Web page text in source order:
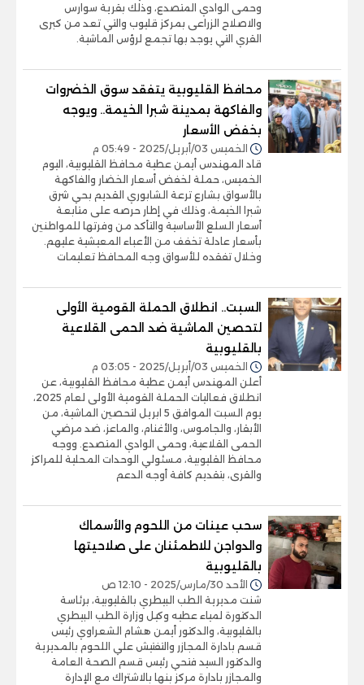
وحمى الوادي المتصدع، وذلك بقرية سوارس
والاصلاح الزراعى بمركز قليوب والتي تعد من كبرى
القري التي يوجد بها تجمع لرؤس الماشية.
محافظ القليوبية يتفقد سوق الخضروات
والفاكهة بمدينة شبرا الخيمة.. ويوجه
بخفض الأسعار
الخميس 03/أبريل/2025 - 05:49 م
قاد المهندس أيمن عطية محافظ القليوبية، اليوم
الخميس، حملة لخفض أسعار الخضار والفاكهة
بالأسواق بشارع ترعة الشابوري القديم بحي شرق
شبرا الخيمة، وذلك في إطار حرصه على متابعة
أسعار السلع الأساسية والتأكد من وفرتها للمواطنين
بأسعار عادلة تخفف من الأعباء المعيشية عليهم.
وخلال تفقده للأسواق وجه المحافظ تعليمات
السبت.. انطلاق الحملة القومية الأولى
لتحصين الماشية ضد الحمى القلاعية
بالقليوبية
الخميس 03/أبريل/2025 - 03:05 م
أعلن المهندس أيمن عطية محافظ القليوبية، عن
انطلاق فعاليات الحملة القومية الأولى لعام 2025،
يوم السبت الموافق 5 ابريل لتحصين الماشية، من
الأبقار، والجاموس، والأغنام، والماعز، ضد مرضي
الحمى القلاعية، وحمى الوادي المتصدع. ووجه
محافظ القليوبية، مسئولي الوحدات المحلية للمراكز
والقرى، بتقديم كافة أوجه الدعم
سحب عينات من اللحوم والأسماك
والدواجن للاطمئنان على صلاحيتها
بالقليوبية
الأحد 30/مارس/2025 - 12:10 ص
شنت مديرية الطب البيطري بالقليوبية، برئاسة
الدكتورة لمياء عطيه وكيل وزارة الطب البيطري
بالقليوبية، والدكتور أيمن هشام الشعراوي رئيس
قسم بادارة المجازر والتفتيش علي اللحوم بالمديرية
والدكتور السيد فتحي رئيس قسم الصحة العامة
والمجازر بادارة مركز بنها بالاشتراك مع الإدارة